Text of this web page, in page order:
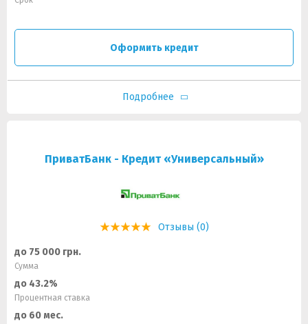
Оформить кредит
Подробнее
ПриватБанк - Кредит «Универсальный»
Отзывы (0)
до 75 000 грн.
Сумма
до 43.2%
Процентная ставка
до 60 мес.